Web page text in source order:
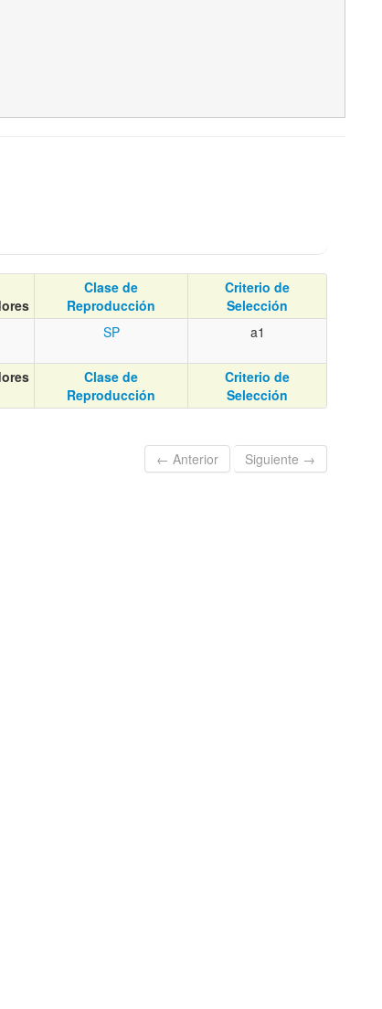
Clase de
Reproducción
Criterio de
Selección
SP a1
Clase de
Reproducción
Criterio de
Selección
← Anterior
Siguiente →